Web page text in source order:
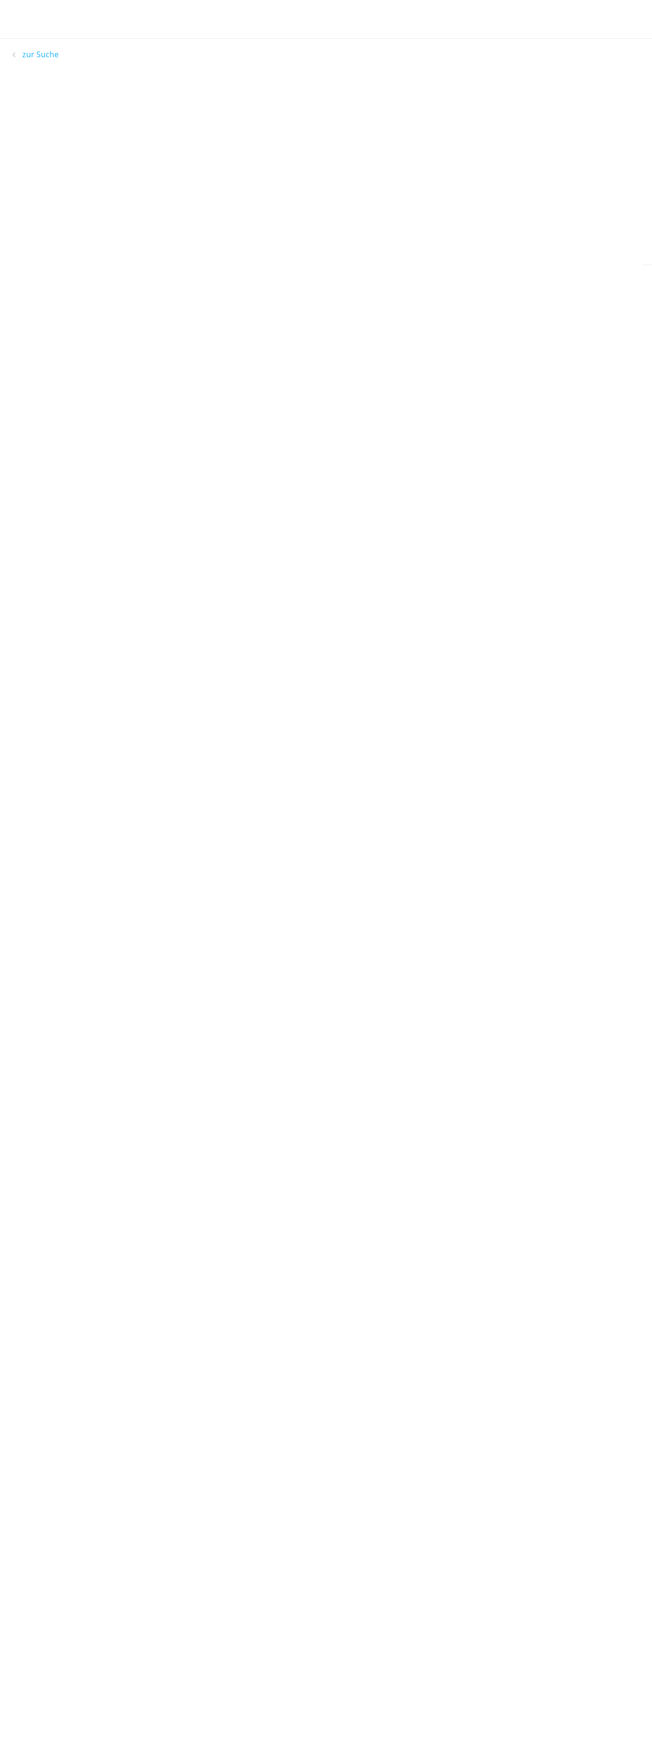
zur Suche